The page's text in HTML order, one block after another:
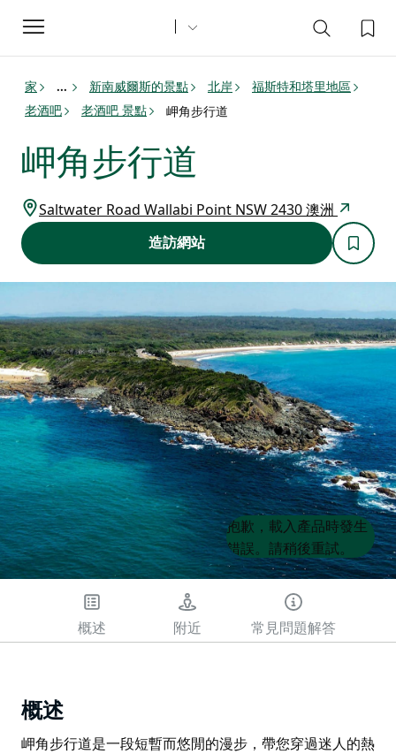
Toggle
navigation
家 ... 新南威爾斯的景點 北岸
福斯特和塔里地區
老酒吧
老酒吧 景點 岬角步行道
岬角步行道
Saltwater Road Wallabi Point NSW 2430 澳洲
造訪網站
Product
List
Product
List
抱歉，載入產品時發生
錯誤。請稍後重試。
概述 附近 常見問題解答
概述
岬角步行道是一段短暫而悠閒的漫步，帶您穿過迷人的熱